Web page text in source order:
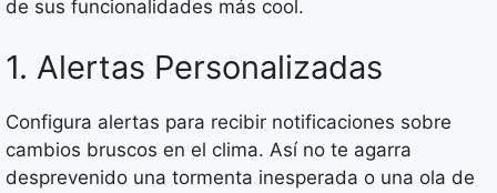
de sus funcionalidades más cool.
1. Alertas Personalizadas
Configura alertas para recibir notificaciones sobre
cambios bruscos en el clima. Así no te agarra
desprevenido una tormenta inesperada o una ola de